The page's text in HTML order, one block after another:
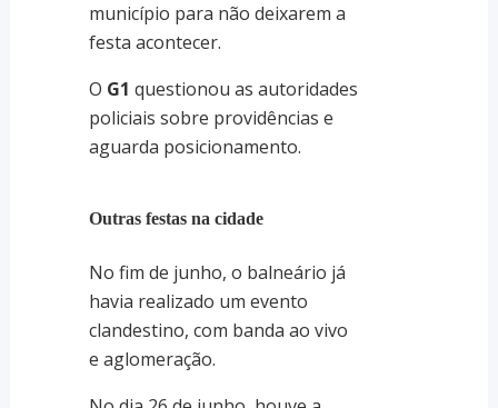
município para não deixarem a
festa acontecer.
O G1 questionou as autoridades
policiais sobre providências e
aguarda posicionamento.
Outras festas na cidade
No fim de junho, o balneário já
havia realizado um evento
clandestino, com banda ao vivo
e aglomeração.